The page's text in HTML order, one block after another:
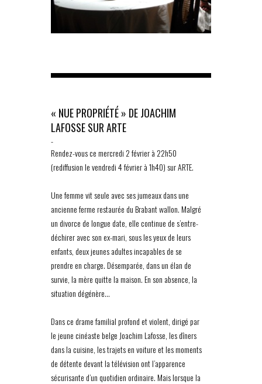
« NUE PROPRIÉTÉ » DE JOACHIM
LAFOSSE SUR ARTE
-
Rendez-vous ce mercredi 2 février à 22h50
(rediffusion le vendredi 4 février à 1h40) sur ARTE.
Une femme vit seule avec ses jumeaux dans une
ancienne ferme restaurée du Brabant wallon. Malgré
un divorce de longue date, elle continue de s’entre-
déchirer avec son ex-mari, sous les yeux de leurs
enfants, deux jeunes adultes incapables de se
prendre en charge. Désemparée, dans un élan de
survie, la mère quitte la maison. En son absence, la
situation dégénère…
Dans ce drame familial profond et violent, dirigé par
le jeune cinéaste belge Joachim Lafosse, les dîners
dans la cuisine, les trajets en voiture et les moments
de détente devant la télévision ont l’apparence
sécurisante d’un quotidien ordinaire. Mais lorsque la